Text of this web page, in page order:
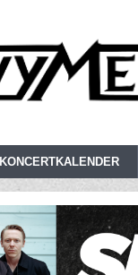
KONCERTKALENDER